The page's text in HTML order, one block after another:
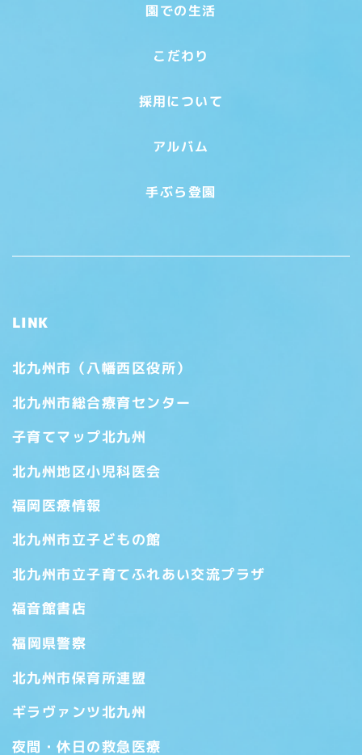
園での生活
こだわり
採用について
アルバム
手ぶら登園
LINK
北九州市（八幡西区役所）
北九州市総合療育センター
子育てマップ北九州
北九州地区小児科医会
福岡医療情報
北九州市立子どもの館
北九州市立子育てふれあい交流プラザ
福音館書店
福岡県警察
北九州市保育所連盟
ギラヴァンツ北九州
夜間・休日の救急医療